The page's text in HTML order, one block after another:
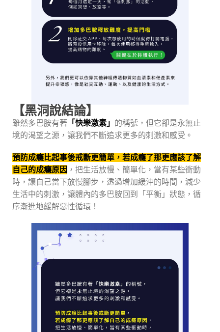
【黑洞說結論】
雖然多巴胺有著 「快樂激素」 的稱號，但它卻是永無止
境的渴望之源，讓我們不斷追求更多的刺激和感受。
預防成癮比起事後戒斷更簡單，若成癮了那更應該了解
自己的成癮原因 ，把生活放慢、簡單化，當有某些衝動
時，讓自己當下放慢腳步，透過增加緩沖的時間，減少
生活中的刺激，讓體內的多巴胺回到「平衡」狀態，循
序漸進地緩解惡性循環！